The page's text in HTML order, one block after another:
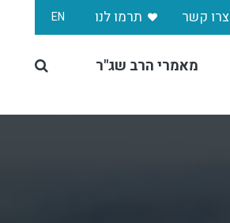
EN תרמו לנו צרו קשר
מאמרי הרב שג"ר